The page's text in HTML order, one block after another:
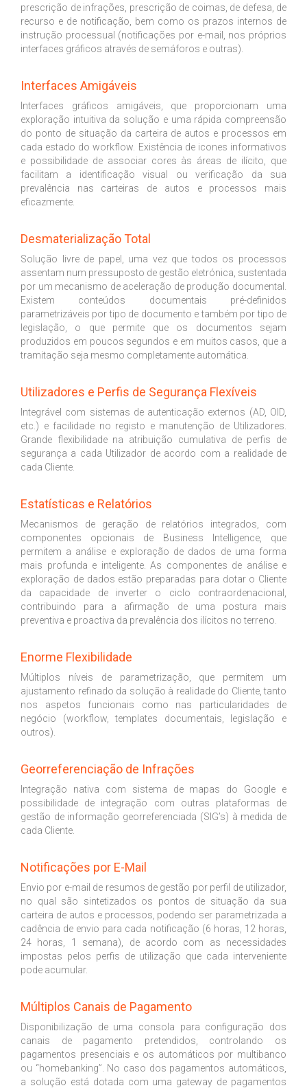
prescrição de infrações, prescrição de coimas, de defesa, de
recurso e de notificação, bem como os prazos internos de
instrução processual (notificações por e-mail, nos próprios
interfaces gráficos através de semáforos e outras).
Interfaces Amigáveis
Interfaces gráficos amigáveis, que proporcionam uma
exploração intuitiva da solução e uma rápida compreensão
do ponto de situação da carteira de autos e processos em
cada estado do workflow. Existência de icones informativos
e possibilidade de associar cores às áreas de ilícito, que
facilitam a identificação visual ou verificação da sua
prevalência nas carteiras de autos e processos mais
eficazmente.
Desmaterialização Total
Solução livre de papel, uma vez que todos os processos
assentam num pressuposto de gestão eletrónica, sustentada
por um mecanismo de aceleração de produção documental.
Existem conteúdos documentais pré-definidos
parametrizáveis por tipo de documento e também por tipo de
legislação, o que permite que os documentos sejam
produzidos em poucos segundos e em muitos casos, que a
tramitação seja mesmo completamente automática.
Utilizadores e Perfis de Segurança Flexíveis
Integrável com sistemas de autenticação externos (AD, OID,
etc.) e facilidade no registo e manutenção de Utilizadores.
Grande flexibilidade na atribuição cumulativa de perfis de
segurança a cada Utilizador de acordo com a realidade de
cada Cliente.
Estatísticas e Relatórios
Mecanismos de geração de relatórios integrados, com
componentes opcionais de Business Intelligence, que
permitem a análise e exploração de dados de uma forma
mais profunda e inteligente. As componentes de análise e
exploração de dados estão preparadas para dotar o Cliente
da capacidade de inverter o ciclo contraordenacional,
contribuindo para a afirmação de uma postura mais
preventiva e proactiva da prevalência dos ilícitos no terreno.
Enorme Flexibilidade
Múltiplos níveis de parametrização, que permitem um
ajustamento refinado da solução à realidade do Cliente, tanto
nos aspetos funcionais como nas particularidades de
negócio (workflow, templates documentais, legislação e
outros).
Georreferenciação de Infrações
Integração nativa com sistema de mapas do Google e
possibilidade de integração com outras plataformas de
gestão de informação georreferenciada (SIG’s) à medida de
cada Cliente.
Notificações por E-Mail
Envio por e-mail de resumos de gestão por perfil de utilizador,
no qual são sintetizados os pontos de situação da sua
carteira de autos e processos, podendo ser parametrizada a
cadência de envio para cada notificação (6 horas, 12 horas,
24 horas, 1 semana), de acordo com as necessidades
impostas pelos perfis de utilização que cada interveniente
pode acumular.
Múltiplos Canais de Pagamento
Disponibilização de uma consola para configuração dos
canais de pagamento pretendidos, controlando os
pagamentos presenciais e os automáticos por multibanco
ou “homebanking”. No caso dos pagamentos automáticos,
a solução está dotada com uma gateway de pagamentos